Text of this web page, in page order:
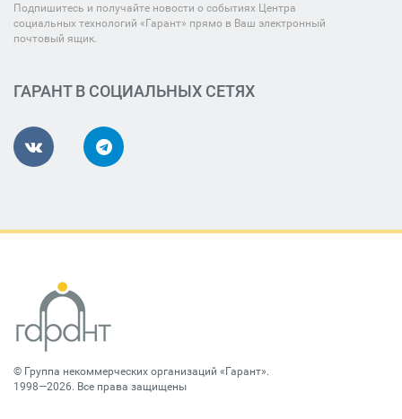
Подпишитесь и получайте новости о событиях Центра
социальных технологий «Гарант» прямо в Ваш электронный
почтовый ящик.
ГАРАНТ В СОЦИАЛЬНЫХ СЕТЯХ
© Группа некоммерческих организаций «Гарант».
1998—2026. Все права защищены